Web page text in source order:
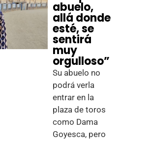
abuelo,
allá donde
esté, se
sentirá
muy
orgulloso”
Su abuelo no
podrá verla
entrar en la
plaza de toros
como Dama
Goyesca, pero